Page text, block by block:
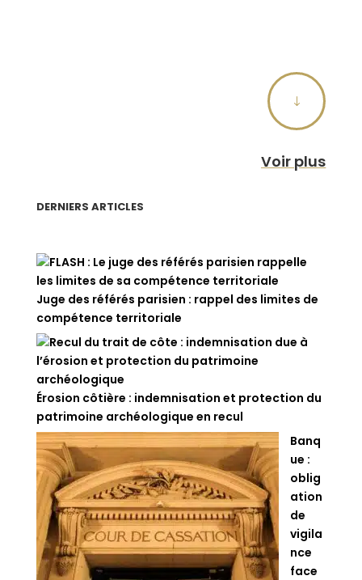
"
Voir plus
DERNIERS ARTICLES
Juge des référés parisien : rappel des limites de
compétence territoriale
Érosion côtière : indemnisation et protection du
patrimoine archéologique en recul
Banq
ue :
oblig
ation
de
vigila
nce
face